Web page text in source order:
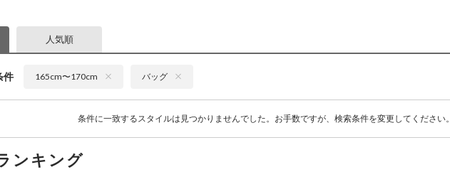
人気順
件 165cm〜170cm バッグ
条件に一致するスタイルは見つかりませんでした。お手数ですが、検索条件を変更してください。
ンキング